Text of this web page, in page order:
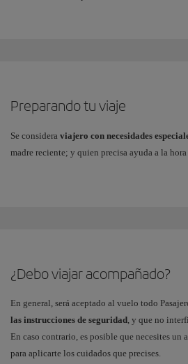
Preparando tu viaje
Se considera viajero con necesidades
madre reciente; y quien precisa ayuda a la
Diabetes inestable o cáncer.
Si tomas medicación inmunosupresiva.
Y en general, si por cualquier causa, dudas de
y te pediremos la autorización de nuestro
¿Debo viajar acompañado?
En general, será aceptado al vuelo todo
las instrucciones de seguridad, y que no
En caso contrario, es posible que necesites un
para aplicarte los cuidados que precises.